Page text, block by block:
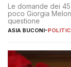
Le domande dei
poco Giorgia
questione
ASIA BUCONI-